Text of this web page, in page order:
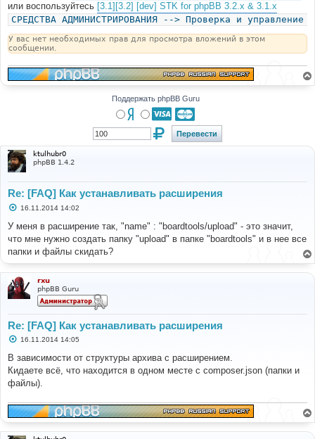
или воспользуйтесь [3.1][3.2] [dev] STK for phpBB 3.2.x & 3.1.x
СРЕДСТВА АДМИНИСТРИРОВАНИЯ --> Проверка и управление
У вас нет необходимых прав для просмотра вложений в этом
сообщении.
Поддержать phpBB Guru
ktulhubr0
phpBB 1.4.2
Re: [FAQ] Как устанавливать расширения
С
о
б
щ
е
н
и
е
16.11.2014 14:02
У меня в расширение так, "name" : "boardtools/upload" - это значит,
что мне нужно создать папку "upload" в папке "boardtools" и в нее все
папки и файлы скидать?
rxu
phpBB Guru
Re: [FAQ] Как устанавливать расширения
С
о
б
щ
е
н
е
16.11.2014 14:05
В зависимости от структуры архива с расширением.
Кидаете всё, что находится в одном месте с composer.json (папки и
файлы).